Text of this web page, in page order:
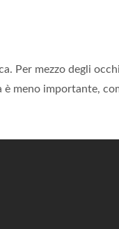
Per mezzo degli
è meno importante,